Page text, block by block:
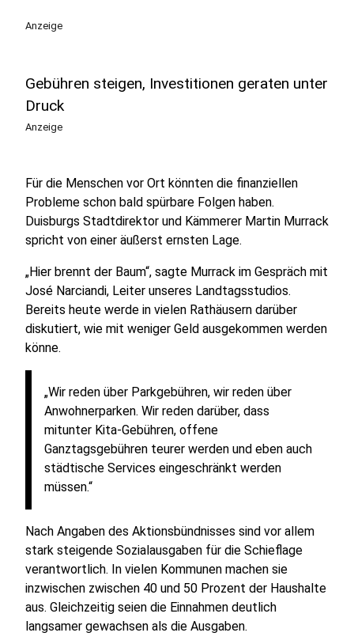
Anzeige
Gebühren steigen, Investitionen geraten unter
Druck
Anzeige
Für die Menschen vor Ort könnten die finanziellen
Probleme schon bald spürbare Folgen haben.
Duisburgs Stadtdirektor und Kämmerer Martin Murrack
spricht von einer äußerst ernsten Lage.
„Hier brennt der Baum“, sagte Murrack im Gespräch mit
José Narciandi, Leiter unseres Landtagsstudios.
Bereits heute werde in vielen Rathäusern darüber
diskutiert, wie mit weniger Geld ausgekommen werden
könne.
„Wir reden über Parkgebühren, wir reden über
Anwohnerparken. Wir reden darüber, dass
mitunter Kita-Gebühren, offene
Ganztagsgebühren teurer werden und eben auch
städtische Services eingeschränkt werden
müssen.“
Nach Angaben des Aktionsbündnisses sind vor allem
stark steigende Sozialausgaben für die Schieflage
verantwortlich. In vielen Kommunen machen sie
inzwischen zwischen 40 und 50 Prozent der Haushalte
aus. Gleichzeitig seien die Einnahmen deutlich
langsamer gewachsen als die Ausgaben.